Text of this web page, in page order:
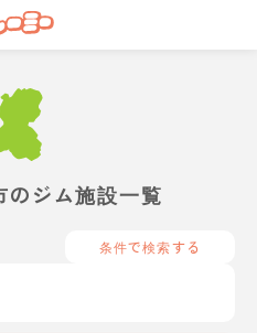
のジム施設一覧
条件で検索する